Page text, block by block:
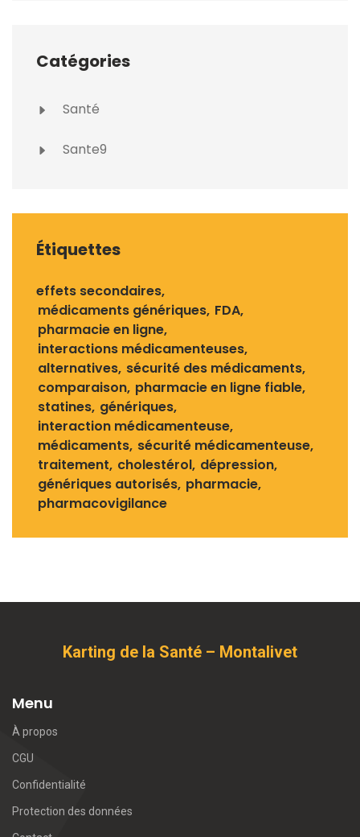
Catégories
Santé
Sante9
Étiquettes
effets secondaires
médicaments génériques FDA
pharmacie en ligne
interactions médicamenteuses
alternatives sécurité des médicaments
comparaison pharmacie en ligne fiable
statines génériques
interaction médicamenteuse
médicaments sécurité médicamenteuse
traitement cholestérol dépression
génériques autorisés pharmacie
pharmacovigilance
Karting de la Santé – Montalivet
Menu
À propos
CGU
Confidentialité
Protection des données